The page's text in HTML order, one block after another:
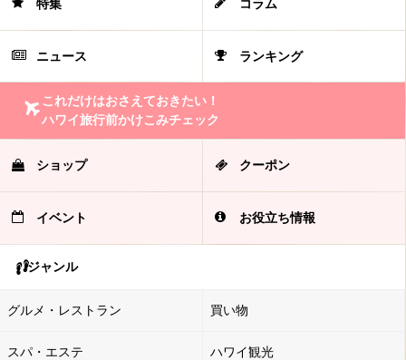
特集 コラム
ニュース ランキング
これだけはおさえておきたい！
ハワイ旅行前かけこみチェック
ショップ クーポン
イベント お役立ち情報
ジャンル
グルメ・レストラン 買い物
スパ・エステ ハワイ観光